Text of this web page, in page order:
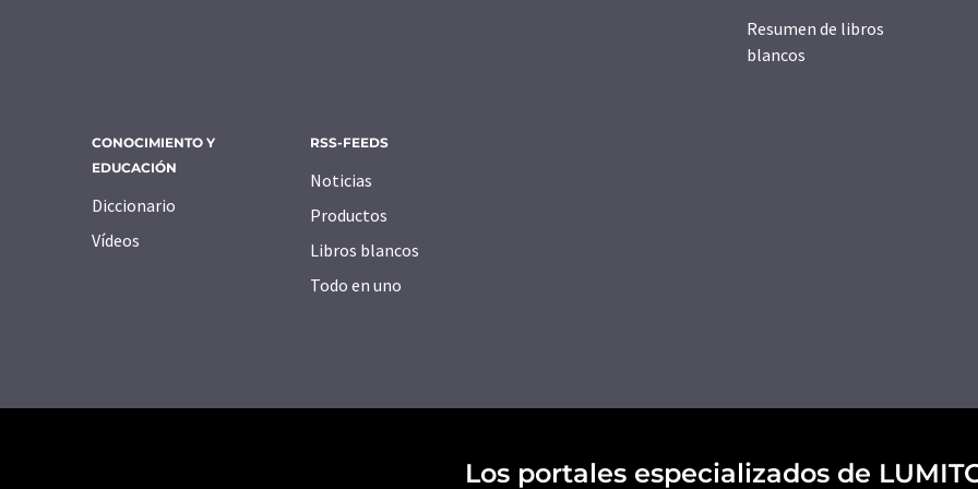
Resumen de libros
blancos
CONOCIMIENTO Y
EDUCACIÓN
Diccionario
Vídeos
RSS-FEEDS
Noticias
Productos
Libros blancos
Todo en uno
Los portales especializados de